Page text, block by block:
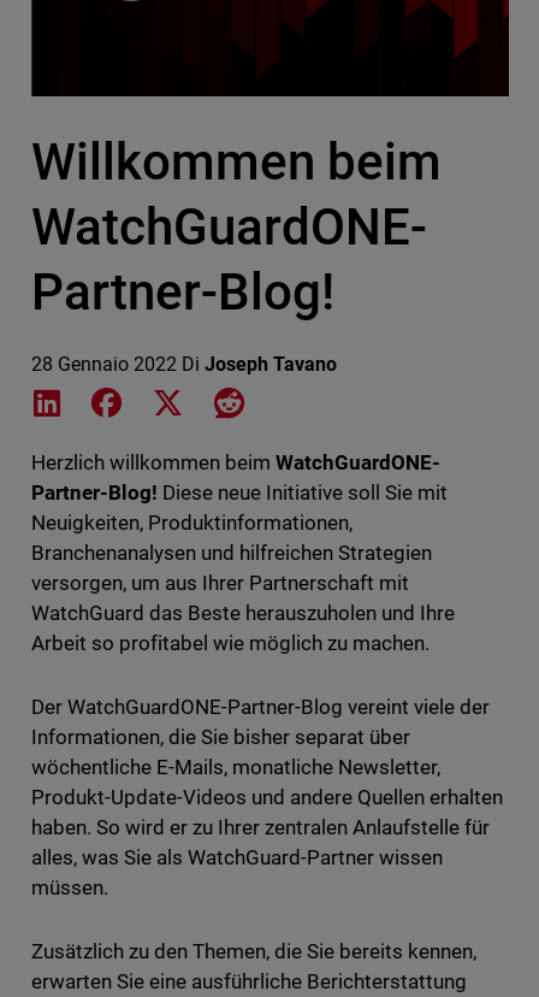
Willkommen beim
WatchGuardONE-
Partner-Blog!
28 Gennaio 2022 Di Joseph Tavano
Share on LinkedIn
Share on Facebook
Share on XShare on Reddit
Herzlich willkommen beim WatchGuardONE-
Partner-Blog! Diese neue Initiative soll Sie mit
Neuigkeiten, Produktinformationen,
Branchenanalysen und hilfreichen Strategien
versorgen, um aus Ihrer Partnerschaft mit
WatchGuard das Beste herauszuholen und Ihre
Arbeit so profitabel wie möglich zu machen.
Der WatchGuardONE-Partner-Blog vereint viele der
Informationen, die Sie bisher separat über
wöchentliche E-Mails, monatliche Newsletter,
Produkt-Update-Videos und andere Quellen erhalten
haben. So wird er zu Ihrer zentralen Anlaufstelle für
alles, was Sie als WatchGuard-Partner wissen
müssen.
Zusätzlich zu den Themen, die Sie bereits kennen,
erwarten Sie eine ausführliche Berichterstattung